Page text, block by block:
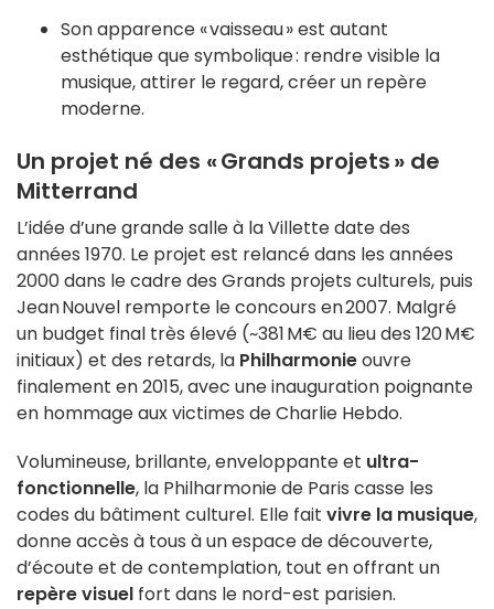
Son apparence « vaisseau » est autant
esthétique que symbolique : rendre visible la
musique, attirer le regard, créer un repère
moderne.
Un projet né des « Grands projets » de
Mitterrand
L’idée d’une grande salle à la Villette date des
années 1970. Le projet est relancé dans les années
2000 dans le cadre des Grands projets culturels, puis
Jean Nouvel remporte le concours en 2007. Malgré
un budget final très élevé (~381 M€ au lieu des 120 M€
initiaux) et des retards, la Philharmonieouvre
finalement en 2015, avec une inauguration poignante
en hommage aux victimes de Charlie Hebdo.
Volumineuse, brillante, enveloppante et ultra-
fonctionnelle, la Philharmonie de Paris casse les
codes du bâtiment culturel. Elle fait vivre la musique,
donne accès à tous à un espace de découverte,
d’écoute et de contemplation, tout en offrant un
repère visuel fort dans le nord-est parisien.